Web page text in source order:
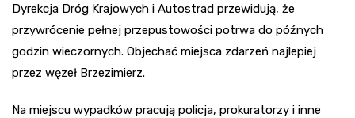
Dyrekcja Dróg Krajowych i Autostrad przewidują, że
przywrócenie pełnej przepustowości potrwa do późnych
godzin wieczornych. Objechać miejsca zdarzeń najlepiej
przez węzeł Brzezimierz.
Na miejscu wypadków pracują policja, prokuratorzy i inne